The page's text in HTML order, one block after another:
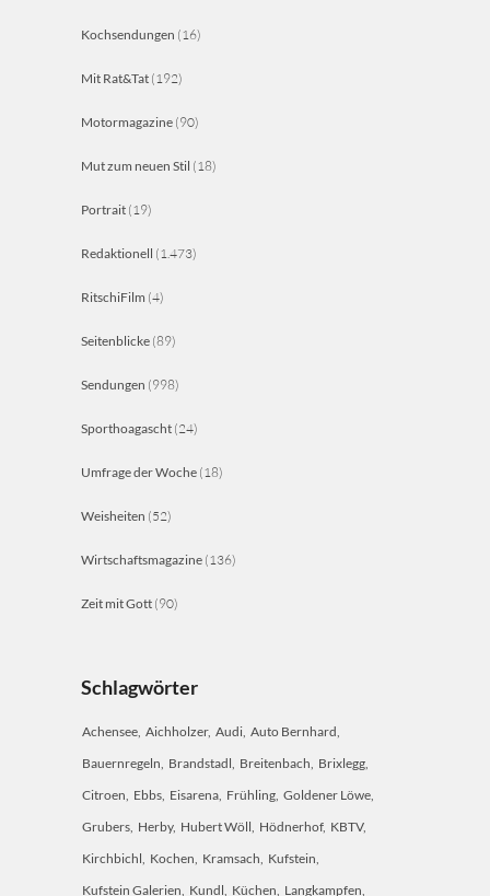
Kochsendungen (16)
Mit Rat&Tat (192)
Motormagazine (90)
Mut zum neuen Stil (18)
Portrait (19)
Redaktionell (1.473)
RitschiFilm (4)
Seitenblicke (89)
Sendungen (998)
Sporthoagascht (24)
Umfrage der Woche (18)
Weisheiten (52)
Wirtschaftsmagazine (136)
Zeit mit Gott (90)
Schlagwörter
Achensee Aichholzer Audi Auto Bernhard
Bauernregeln Brandstadl Breitenbach Brixlegg
Citroen Ebbs Eisarena Frühling Goldener Löwe
Grubers Herby Hubert Wöll Hödnerhof KBTV
Kirchbichl Kochen Kramsach Kufstein
Kufstein Galerien Kundl Küchen Langkampfen